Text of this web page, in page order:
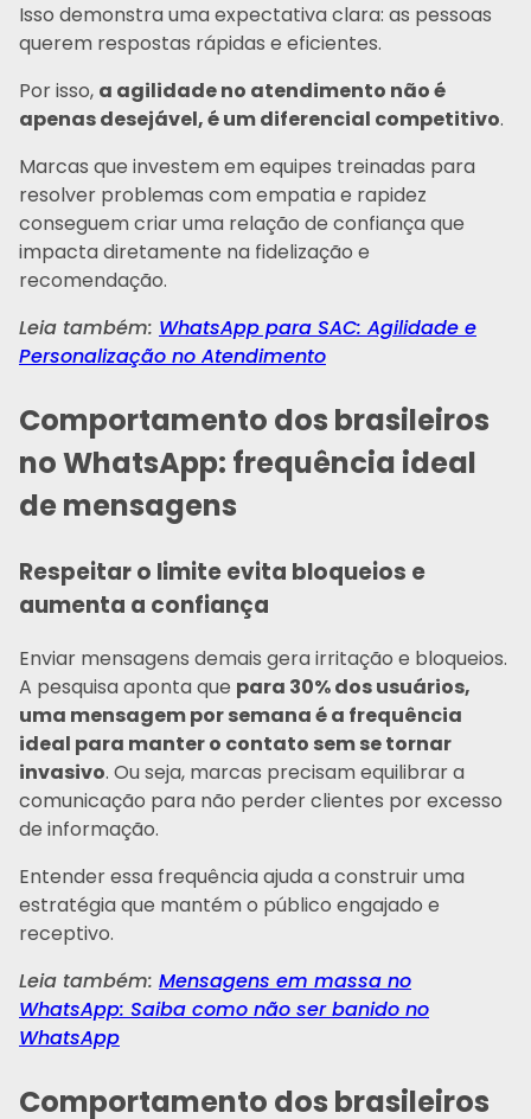
Isso demonstra uma expectativa clara: as pessoas
querem respostas rápidas e eficientes.
Por isso, a agilidade no atendimento não é
apenas desejável, é um diferencial competitivo.
Marcas que investem em equipes treinadas para
resolver problemas com empatia e rapidez
conseguem criar uma relação de confiança que
impacta diretamente na fidelização e
recomendação.
Leia também: WhatsApp para SAC: Agilidade e
Personalização no Atendimento
Comportamento dos brasileiros
no WhatsApp: frequência ideal
de mensagens
Respeitar o limite evita bloqueios e
aumenta a confiança
Enviar mensagens demais gera irritação e bloqueios.
A pesquisa aponta que para 30% dos usuários,
uma mensagem por semana é a frequência
ideal para manter o contato sem se tornar
invasivo. Ou seja, marcas precisam equilibrar a
comunicação para não perder clientes por excesso
de informação.
Entender essa frequência ajuda a construir uma
estratégia que mantém o público engajado e
receptivo.
Leia também: Mensagens em massa no
WhatsApp: Saiba como não ser banido no
WhatsApp
Comportamento dos brasileiros